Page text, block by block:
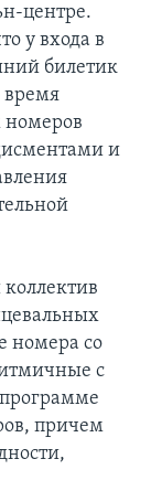
центре.
у входа в
билетик
время
номеров
и
номера со
с
причем